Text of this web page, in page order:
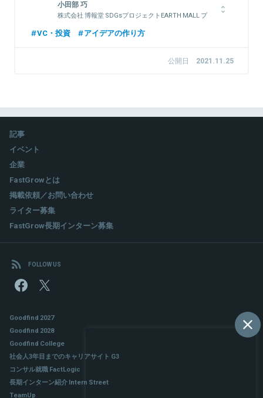
ォワード、Chatwork、WACUL、GIFMAGAZINE、スマイルー
プス、papelook等。ForbesJapan社主催『日本で最も影響力の
あるベンチャー投資家ランキング』2017年第2位。
小田部 巧
株式会社 博報堂 SDGsプロジェクトEARTH MALL プ
ニングディレクター
卒。 2004年博報堂入社。マーケティング局、クロスメディアビ
からエグゼキューションまでのトータルなコミュニケーションデ
ザインを行う。電気自動車、ケータイキャリア、シャンプー、通
個人的にNPO活動にも携わっており、業務でも企業や行政、市
をテーマにした「未来を変える買い物企画」を推進。​
VC・投資 アイデアの作り方
公開日 2021.11.25
記事
イベント
企業
FastGrowとは
掲載依頼／お問い合わせ
ライター募集
FastGrow長期インターン募集
FOLLOW US
Goodfind 2027
Goodfind 2028
Goodfind College
社会人3年目までのキャリアサイト G3
コンサル就職 FactLogic
長期インターン紹介 Intern Street
TeamUp